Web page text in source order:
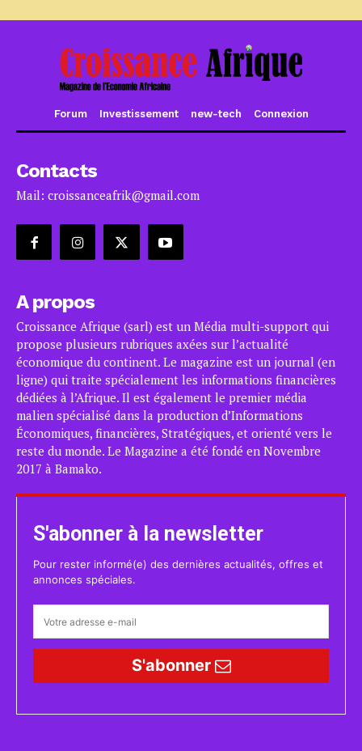
Forum Investissement new-tech Connexion
Contacts
Mail: croissanceafrik@gmail.com
A propos
Croissance Afrique (sarl) est un Média multi-support qui
propose plusieurs rubriques axées sur l’actualité
économique du continent. Le magazine est un journal (en
ligne) qui traite spécialement les informations financières
dédiées à l’Afrique. Il est également le premier média
malien spécialisé dans la production d’Informations
Économiques, financières, Stratégiques, et orienté vers le
reste du monde. Le Magazine a été fondé en Novembre
2017 à Bamako.
S'abonner à la newsletter
Pour rester informé(e) des dernières actualités, offres et
annonces spéciales.
S'abonner